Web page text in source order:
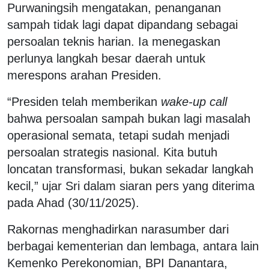
Purwaningsih mengatakan, penanganan
sampah tidak lagi dapat dipandang sebagai
persoalan teknis harian. Ia menegaskan
perlunya langkah besar daerah untuk
merespons arahan Presiden.
“Presiden telah memberikan wake-up call
bahwa persoalan sampah bukan lagi masalah
operasional semata, tetapi sudah menjadi
persoalan strategis nasional. Kita butuh
loncatan transformasi, bukan sekadar langkah
kecil,” ujar Sri dalam siaran pers yang diterima
pada Ahad (30/11/2025).
Rakornas menghadirkan narasumber dari
berbagai kementerian dan lembaga, antara lain
Kemenko Perekonomian, BPI Danantara,